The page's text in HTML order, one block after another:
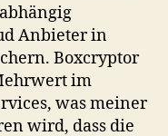
Anbieter in
Boxcryptor
im
was meiner
wird, dass die